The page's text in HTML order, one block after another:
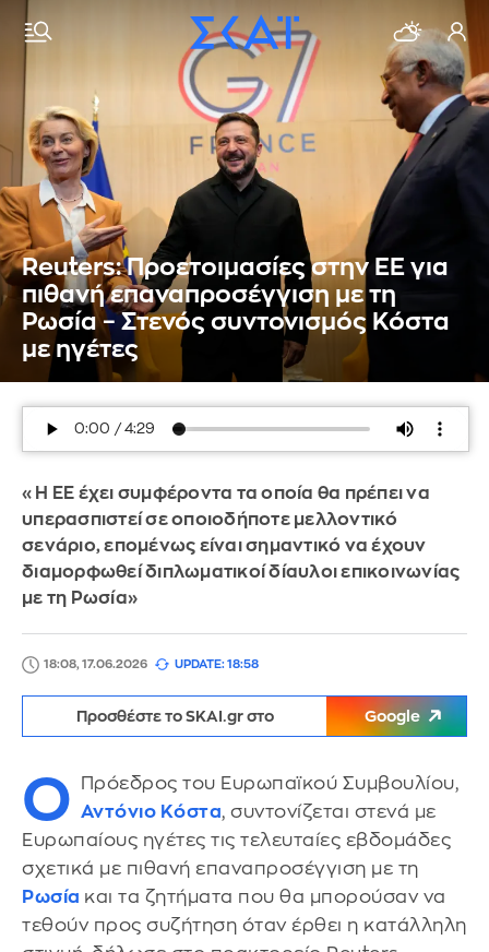
Reuters: Προετοιμασίες στην ΕΕ για
πιθανή επαναπροσέγγιση με τη
Ρωσία – Στενός συντονισμός Κόστα
με ηγέτες
«Η ΕΕ έχει συμφέροντα τα οποία θα πρέπει να
υπερασπιστεί σε οποιοδήποτε μελλοντικό
σενάριο, επομένως είναι σημαντικό να έχουν
διαμορφωθεί διπλωματικοί δίαυλοι επικοινωνίας
με τη Ρωσία»
18:08, 17.06.2026 UPDATE: 18:58
Προσθέστε το SKAI.gr στο Google
Ο
Πρόεδρος του Ευρωπαϊκού Συμβουλίου,
Αντόνιο Κόστα, συντονίζεται στενά με
Ευρωπαίους ηγέτες τις τελευταίες εβδομάδες
σχετικά με πιθανή επαναπροσέγγιση με τη
Ρωσία και τα ζητήματα που θα μπορούσαν να
τεθούν προς συζήτηση όταν έρθει η κατάλληλη